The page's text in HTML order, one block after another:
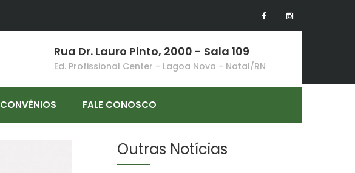
Rua Dr. Lauro Pinto, 2000 - Sala 109
Ed. Profissional Center - Lagoa Nova - Natal/RN
CONVÊNIOS FALE CONOSCO
Outras Notícias